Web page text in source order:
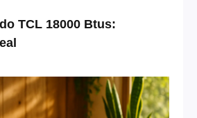
TCL 18000 Btus: